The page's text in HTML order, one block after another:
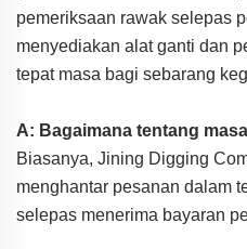
pemeriksaan rawak selepas
menyediakan alat ganti dan
tepat masa bagi sebarang
A: Bagaimana tentang
Biasanya, Jining Digging
menghantar pesanan dalam
selepas menerima bayaran